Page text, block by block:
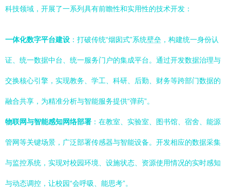
科技领域，开展了一系列具有前瞻性和实用性的技术开发：
一体化数字平台建设 ：打破传统“烟囱式”系统壁垒，构建统一身份认
证、统一数据中台、统一服务门户的集成平台。通过开发数据治理与
交换核心引擎，实现教务、学工、科研、后勤、财务等跨部门数据的
融合共享，为精准分析与智能服务提供“弹药”。
物联网与智能感知网络部署 ：在教室、实验室、图书馆、宿舍、能源
管网等关键场景，广泛部署传感器与智能设备。开发相应的数据采集
与监控系统，实现对校园环境、设施状态、资源使用情况的实时感知
与动态调控，让校园“会呼吸、能思考”。